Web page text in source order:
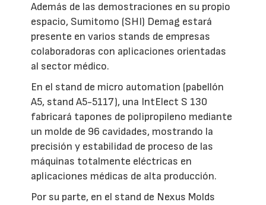
Además de las demostraciones en su propio
espacio, Sumitomo (SHI) Demag estará
presente en varios stands de empresas
colaboradoras con aplicaciones orientadas
al sector médico.
En el stand de micro automation (pabellón
A5, stand A5-5117), una IntElect S 130
fabricará tapones de polipropileno mediante
un molde de 96 cavidades, mostrando la
precisión y estabilidad de proceso de las
máquinas totalmente eléctricas en
aplicaciones médicas de alta producción.
Por su parte, en el stand de Nexus Molds